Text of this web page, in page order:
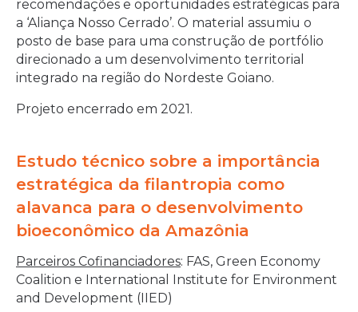
recomendações e oportunidades estratégicas para
a ‘Aliança Nosso Cerrado’. O material assumiu o
posto de base para uma construção de portfólio
direcionado a um desenvolvimento territorial
integrado na região do Nordeste Goiano.
Projeto encerrado em 2021.
Estudo técnico sobre a importância
estratégica da filantropia como
alavanca para o desenvolvimento
bioeconômico da Amazônia
Parceiros Cofinanciadores: FAS, Green Economy
Coalition e International Institute for Environment
and Development (IIED)